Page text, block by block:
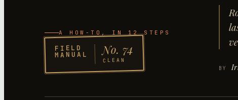
A HOW-TO , IN 12 STEPS
FIELD
MANUAL No. 74
CLEAN
BY